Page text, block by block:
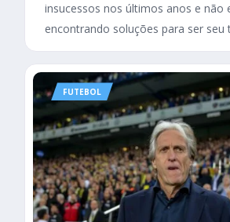
insucessos nos últimos anos e não
encontrando soluções para ser seu
FUTEBOL